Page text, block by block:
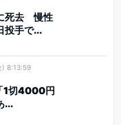
死去 慢性
手で...
) 8:13:59
1切4000円
...